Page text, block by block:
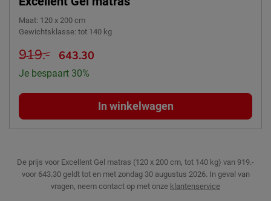
Maat: 120 x 200 cm
Gewichtsklasse: tot 140 kg
919.- 643.30
Je bespaart 30%
In winkelwagen
De prijs voor Excellent Gel matras (120 x 200 cm, tot 140 kg) van 919.-
voor 643.30 geldt tot en met zondag 30 augustus 2026. In geval van
vragen, neem contact op met onze klantenservice